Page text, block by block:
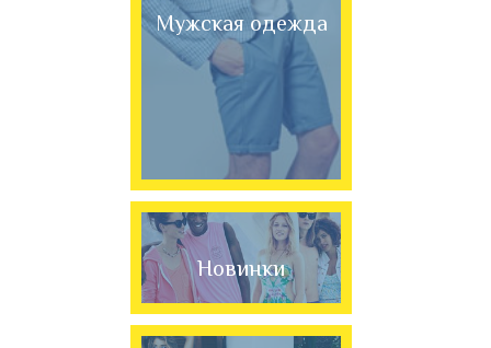
Мужская одежда
Новинки